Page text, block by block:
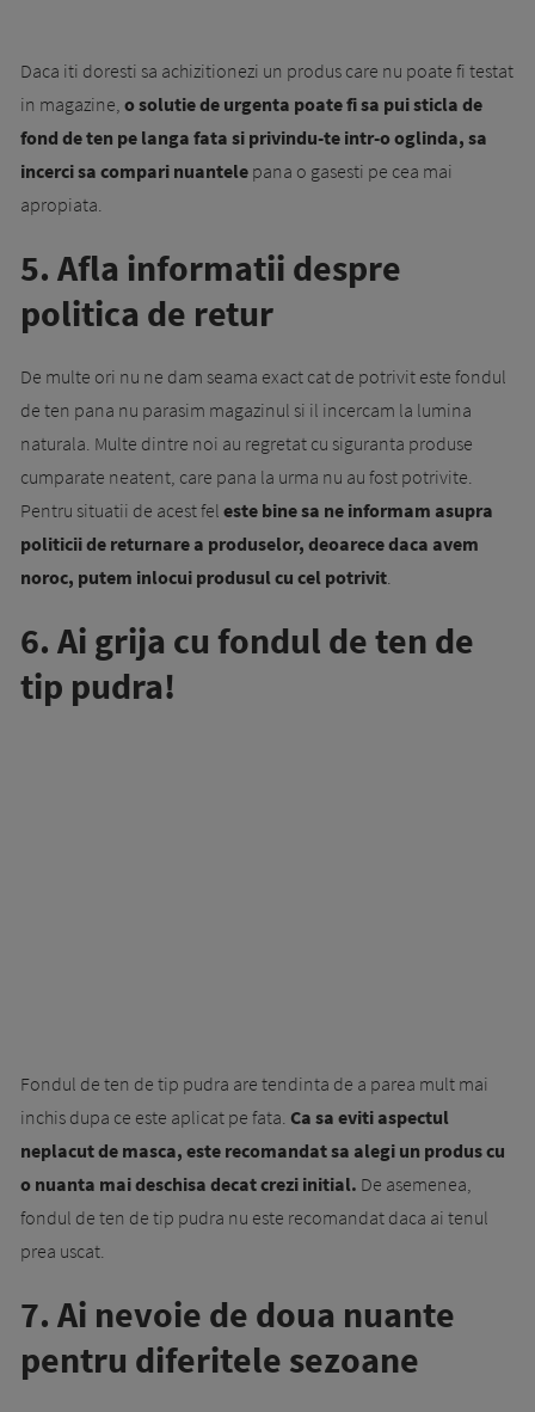
Daca iti doresti sa achizitionezi un produs care nu poate fi testat
in magazine, o solutie de urgenta poate fi sa pui sticla de
fond de ten pe langa fata si privindu-te intr-o oglinda, sa
incerci sa compari nuantele pana o gasesti pe cea mai
apropiata.
5. Afla informatii despre
politica de retur
De multe ori nu ne dam seama exact cat de potrivit este fondul
de ten pana nu parasim magazinul si il incercam la lumina
naturala. Multe dintre noi au regretat cu siguranta produse
cumparate neatent, care pana la urma nu au fost potrivite.
Pentru situatii de acest fel este bine sa ne informam asupra
politicii de returnare a produselor, deoarece daca avem
noroc, putem inlocui produsul cu cel potrivit.
6. Ai grija cu fondul de ten de
tip pudra!
Fondul de ten de tip pudra are tendinta de a parea mult mai
inchis dupa ce este aplicat pe fata. Ca sa eviti aspectul
neplacut de masca, este recomandat sa alegi un produs cu
o nuanta mai deschisa decat crezi initial. De asemenea,
fondul de ten de tip pudra nu este recomandat daca ai tenul
prea uscat.
7. Ai nevoie de doua nuante
pentru diferitele sezoane